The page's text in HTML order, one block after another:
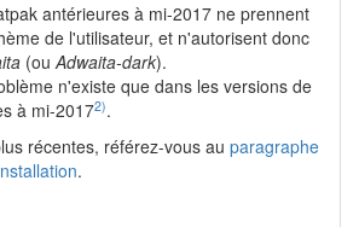
antérieures à mi-2017 ne prennent
de l'utilisateur, et n'autorisent donc
(ouAdwaita-dark).
n'existe que dans les versions de
à mi-20172).
récentes, référez-vous au paragraphe
.